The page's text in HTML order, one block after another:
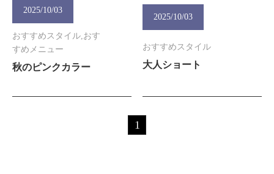
2025/10/03
おすすめスタイル,おす
すめメニュー
秋のピンクカラー
2025/10/03
おすすめスタイル
大人ショート
1